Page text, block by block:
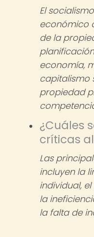
El
económico
de la
economía,
capitalismo
propiedad
¿Cuáles
críticas
Las
incluyen la
individual,
la
la falta de